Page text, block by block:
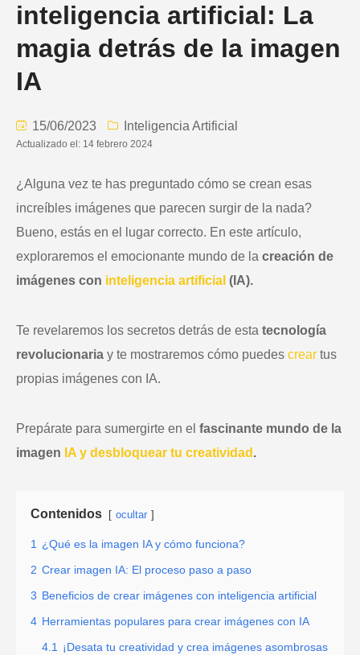
inteligencia artificial: La
magia detrás de la imagen
IA
15/06/2023 Inteligencia Artificial
Actualizado el: 14 febrero 2024
¿Alguna vez te has preguntado cómo se crean esas
increíbles imágenes que parecen surgir de la nada?
Bueno, estás en el lugar correcto. En este artículo,
exploraremos el emocionante mundo de la creación de
imágenes con inteligencia artificial (IA).
Te revelaremos los secretos detrás de esta tecnología
revolucionaria y te mostraremos cómo puedes crear tus
propias imágenes con IA.
Prepárate para sumergirte en el fascinante mundo de la
imagen IA y desbloquear tu creatividad .
Contenidos ocultar
1 ¿Qué es la imagen IA y cómo funciona?
2 Crear imagen IA: El proceso paso a paso
3 Beneficios de crear imágenes con inteligencia artificial
4 Herramientas populares para crear imágenes con IA
4.1 ¡Desata tu creatividad y crea imágenes asombrosas